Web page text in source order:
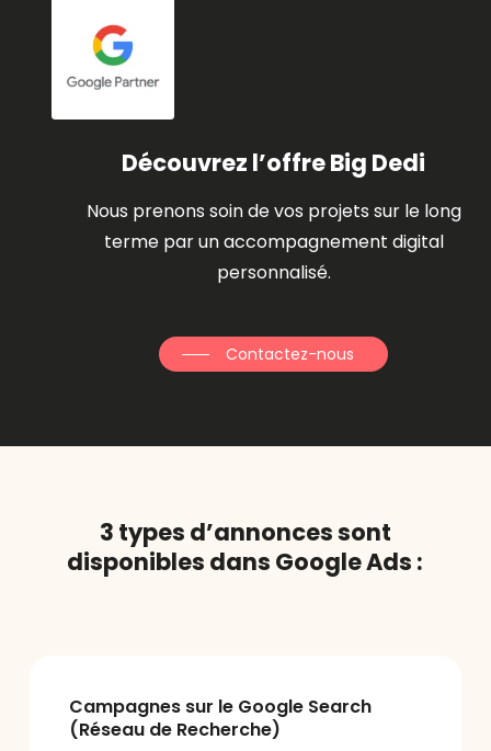
Découvrez l’offre Big Dedi
Nous prenons soin de vos projets sur le long
terme par un accompagnement digital
personnalisé.
Contactez-nous
3 types d’annonces sont
disponibles dans Google Ads :
Campagnes sur le Google Search
(Réseau de Recherche)